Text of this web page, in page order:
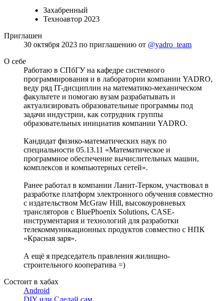
Захабренный
Техноавтор 2023
Приглашен
30 октября 2023 по приглашению от @yadro_team
О себе
Работаю в СПбГУ на кафедре системного
программирования и в лаборатории компании YADRO,
веду ряд IT-дисциплин на математико-механическом
факультете и помогаю вузам разрабатывать и
актуализировать образовательные программы под
задачи индустрии, как сотрудник группы
образовательных инициатив компании YADRO.
Кандидат физико-математических наук по
специальности 05.13.11 «Математическое и
программное обеспечение вычислительных машин,
комплексов и компьютерных сетей».
Ранее работал в компании Ланит-Терком, участвовал в
разработке платформ электронного обучения совместно
с издательством McGraw Hill, высокоуровневых
трансляторов c BluePhoenix Solutions, CASE-
инструментария и технологий для разработки
телекоммуникационных продуктов совместно с НПК
«Красная заря».
А ещё я председатель правления жилищно-
строительного кооператива =)
Состоит в хабах
Android
DIY или Сделай сам